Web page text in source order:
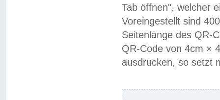
Tab öffnen", welcher
Voreingestellt sind
Seitenlänge des QR-
QR-Code von 4cm ×
ausdrucken, so setzt